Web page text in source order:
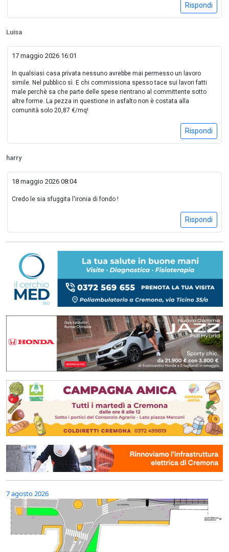
Rispondi
Luisa
17 maggio 2026 16:01
In qualsiasi casa privata nessuno avrebbe mai permesso un lavoro
simile. Nel pubblico sì. E chi commissiona spesso tace sui lavori fatti
male perchè sa che parte delle spese rientrano al committente sotto
altre forme. La pezza in questione in asfalto non è costata alla
comunità solo 20,87 €/mq!
Rispondi
harry
18 maggio 2026 08:04
Credo le sia sfuggita l'ironia di fondo !
Rispondi
7 agosto 2026